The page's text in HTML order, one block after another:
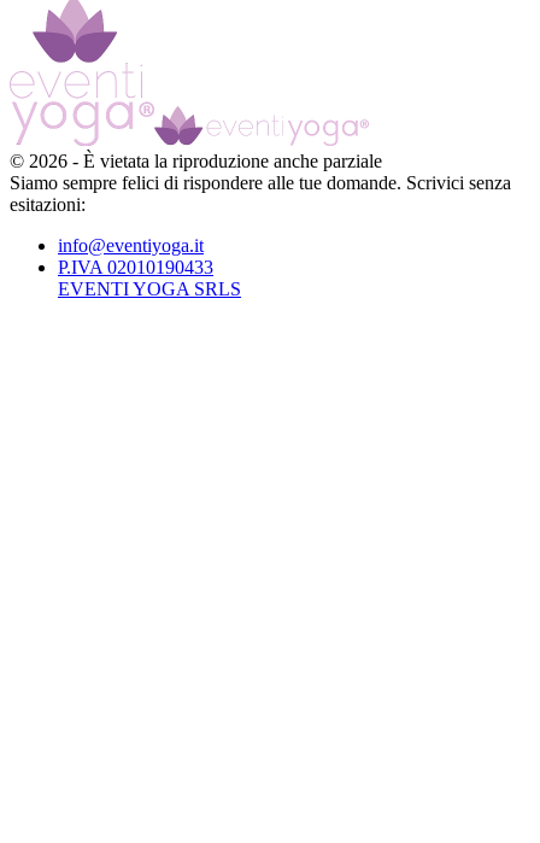
© 2026 - È vietata la riproduzione anche parziale
Siamo sempre felici di rispondere alle tue domande. Scrivici senza
esitazioni:
info@eventiyoga.it
P.IVA 02010190433
EVENTI YOGA SRLS